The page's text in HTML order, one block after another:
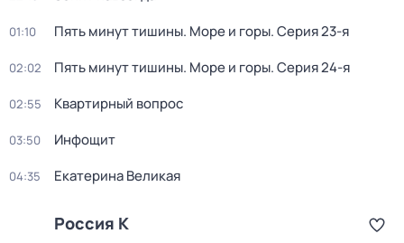
01:10 Пять минут тишины. Море и горы. Серия 23-я
02:02 Пять минут тишины. Море и горы. Серия 24-я
02:55 Квартирный вопрос
03:50 Инфощит
04:35 Екатерина Великая
Россия К